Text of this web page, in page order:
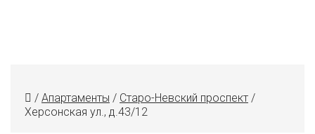
/ Апартаменты / Старо-Невский проспект /
Херсонская ул., д.43/12